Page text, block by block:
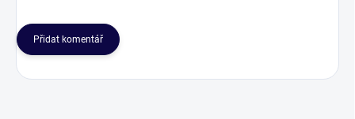
Přidat komentář